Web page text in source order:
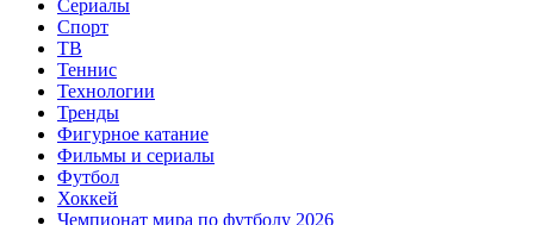
Сериалы
Спорт
ТВ
Теннис
Технологии
Тренды
Фигурное катание
Фильмы и сериалы
Футбол
Хоккей
Чемпионат мира по футболу 2026